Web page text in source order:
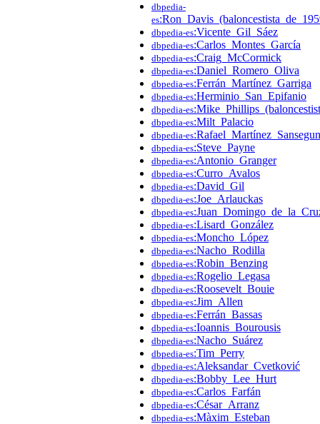
dbpedia-
es
dbpedia-es:Vicente_Gil_Sáez
dbpedia-es:Carlos_Montes_García
dbpedia-es:Craig_McCormick
dbpedia-es:Daniel_Romero_Oliva
dbpedia-es:Ferrán_Martínez_Garriga
dbpedia-es:Herminio_San_Epifanio
dbpedia-es
dbpedia-es:Milt_Palacio
dbpedia-es
dbpedia-es:Steve_Payne
dbpedia-es:Antonio_Granger
dbpedia-es:Curro_Avalos
dbpedia-es:David_Gil
dbpedia-es:Joe_Arlauckas
dbpedia-es
dbpedia-es:Lisard_González
dbpedia-es:Moncho_López
dbpedia-es:Nacho_Rodilla
dbpedia-es:Robin_Benzing
dbpedia-es:Rogelio_Legasa
dbpedia-es:Roosevelt_Bouie
dbpedia-es:Jim_Allen
dbpedia-es:Ferrán_Bassas
dbpedia-es:Ioannis_Bourousis
dbpedia-es:Nacho_Suárez
dbpedia-es:Tim_Perry
dbpedia-es:Aleksandar_Cvetković
dbpedia-es:Bobby_Lee_Hurt
dbpedia-es:Carlos_Farfán
dbpedia-es:César_Arranz
dbpedia-es:Màxim_Esteban